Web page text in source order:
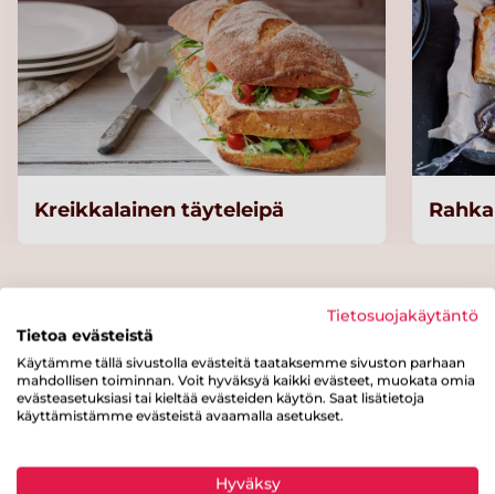
Kreikkalainen täyteleipä
Suolaiset leivonnaiset Leivät ja sämpylät
Makeat leivonnaiset
Muffinit, pikkuleivät ja leivokset Viljatuotteet
Tietosuojakäytäntö
Tietoa evästeistä
Käytämme tällä sivustolla evästeitä taataksemme sivuston parhaan
mahdollisen toiminnan. Voit hyväksyä kaikki evästeet, muokata omia
evästeasetuksiasi tai kieltää evästeiden käytön. Saat lisätietoja
käyttämistämme evästeistä avaamalla asetukset.
Hyväksy